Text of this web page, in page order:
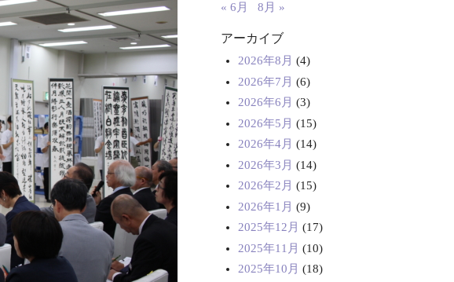
« 6月 8月 »
アーカイブ
2026年8月 (4)
2026年7月 (6)
2026年6月 (3)
2026年5月 (15)
2026年4月 (14)
2026年3月 (14)
2026年2月 (15)
2026年1月 (9)
2025年12月 (17)
2025年11月 (10)
2025年10月 (18)